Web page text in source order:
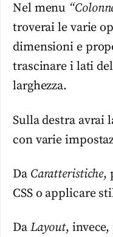
Nel menu
troverai le varie
dimensioni e
trascinare i lati
larghezza.
Sulla destra avrai
con varie
Da Caratteristiche,
CSS o applicare
Da Layout,